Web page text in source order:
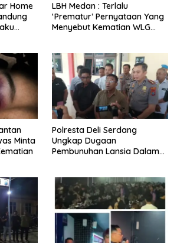
Home
LBH Medan : Terlalu
‘Prematur’ Pernyataan Yang
Menyebut Kematian WLG
Minta
Polresta Deli Serdang
Ungkap Dugaan
Pembunuhan Lansia Dalam